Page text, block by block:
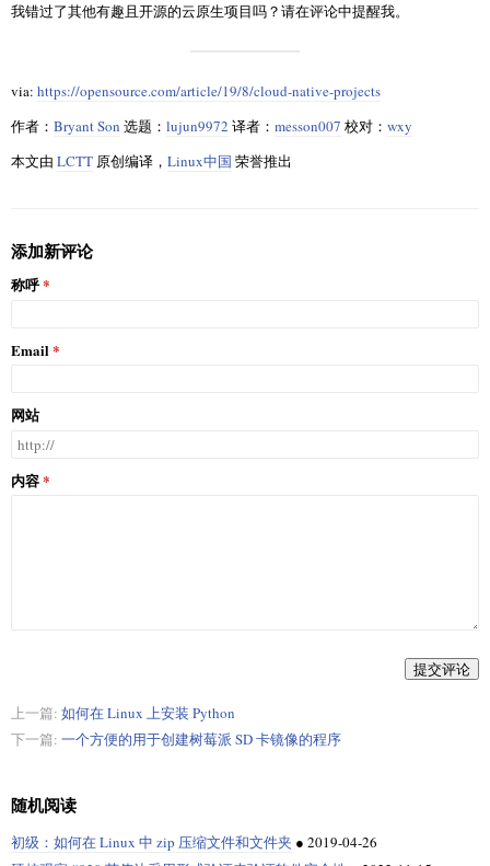
我错过了其他有趣且开源的云原生项目吗？请在评论中提醒我。
via: https://opensource.com/article/19/8/cloud-native-projects
作者： Bryant Son 选题： lujun9972 译者： messon007 校对： wxy
本文由 LCTT 原创编译， Linux中国 荣誉推出
添加新评论
称呼
Email
网站
内容
提交评论
上一篇: 如何在 Linux 上安装 Python
下一篇: 一个方便的用于创建树莓派 SD 卡镜像的程序
随机阅读
初级：如何在 Linux 中 zip 压缩文件和文件夹 ● 2019-04-26